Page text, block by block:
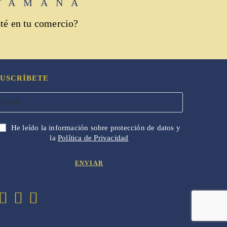
en tu comercio?
He leído la información sobre protección de datos y
la Política de Privacidad